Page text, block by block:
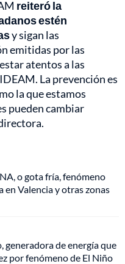
reiteró la
estén
y sigan las
emitidas por las
atentos a las
La prevención es
la que estamos
pueden cambiar
o gota fría, fenómeno
en Valencia y otras zonas
generadora de energía que
por fenómeno de El Niño